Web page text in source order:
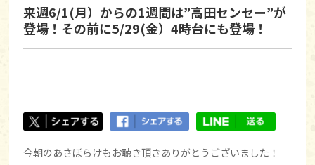
来週6/1(月）からの1週間は”高田センセー”が
登場！その前に5/29(金）4時台にも登場！
今朝のあさぼらけもお聴き頂きありがとうございました！